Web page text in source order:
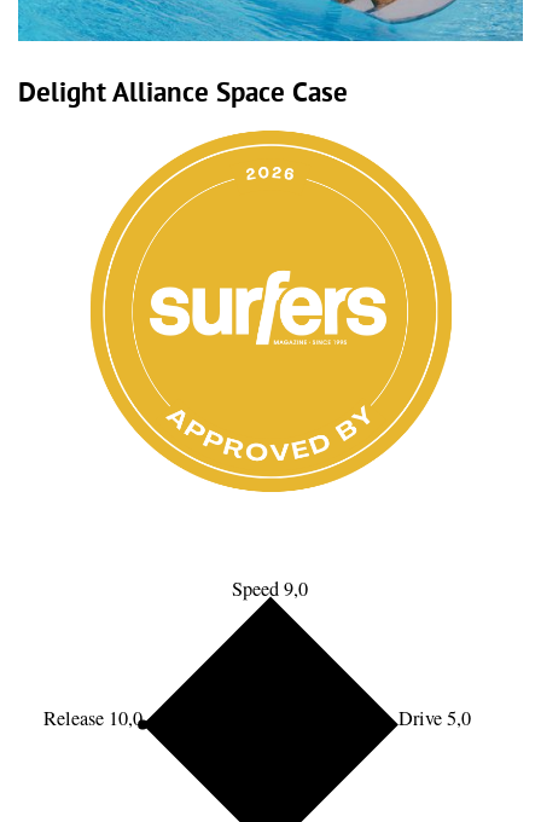
Delight Alliance Space Case
Speed 9,0
Drive 5,0
Release 10,0